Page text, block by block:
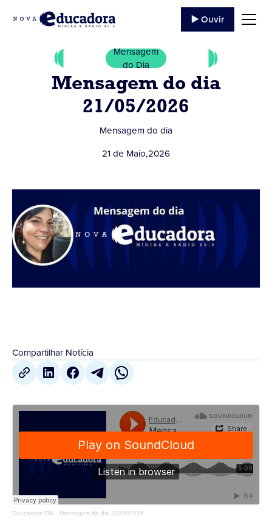
▶️ Ouvir
Mensagem
do Dia
Mensagem do dia
21/05/2026
Mensagem do dia
21 de Maio,2026
Compartilhar Notícia
Educadora FM · Mensagem do dia 21/05/2026